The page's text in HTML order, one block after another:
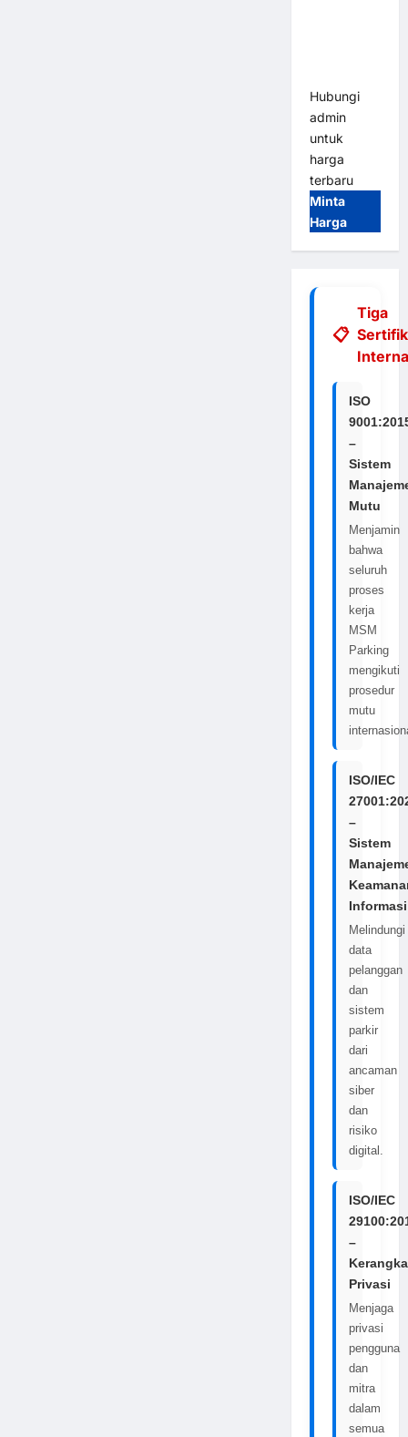
Hubungi
admin
untuk
harga
terbaru
Minta
Harga
Tiga
ISO
–
Sistem
Mutu
Menjamin
bahwa
seluruh
proses
kerja
MSM
Parking
mengikuti
prosedur
mutu
ISO/IEC
–
Sistem
Informasi
Melindungi
data
pelanggan
dan
sistem
parkir
dari
ancaman
siber
dan
risiko
digital.
ISO/IEC
–
Kerangka
Privasi
Menjaga
privasi
pengguna
dan
mitra
dalam
semua